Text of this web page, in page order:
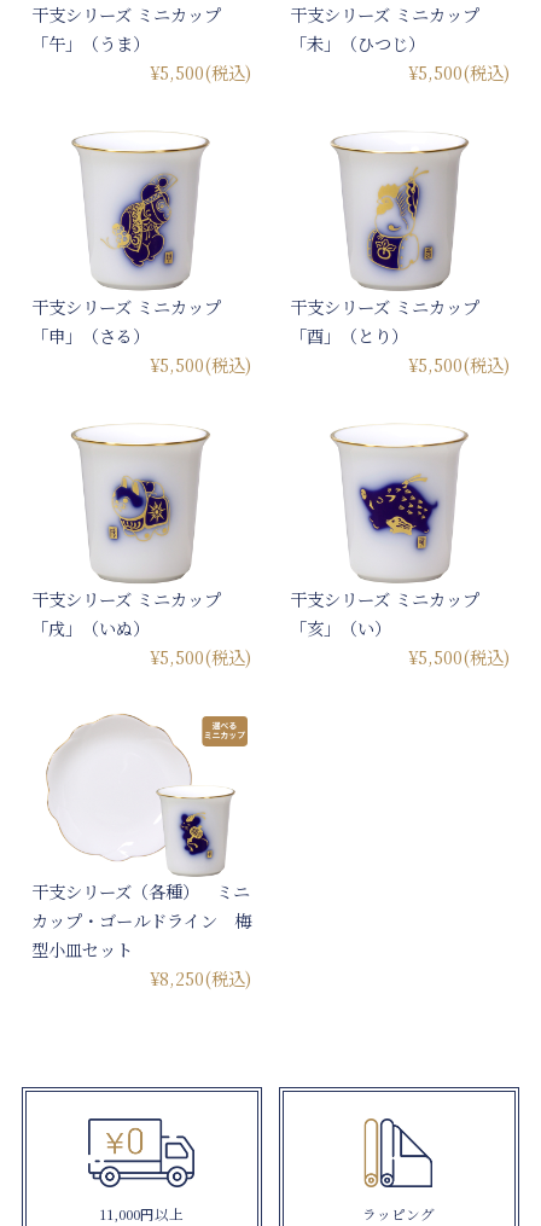
干支シリーズ ミニカップ
「午」（うま）
¥5,500(税込)
干支シリーズ ミニカップ
「未」（ひつじ）
¥5,500(税込)
干支シリーズ ミニカップ
「申」（さる）
¥5,500(税込)
干支シリーズ ミニカップ
「酉」（とり）
¥5,500(税込)
干支シリーズ ミニカップ
「戌」（いぬ）
¥5,500(税込)
干支シリーズ ミニカップ
「亥」（い）
¥5,500(税込)
干支シリーズ（各種） ミニ
カップ・ゴールドライン 梅
型小皿セット
¥8,250(税込)
11,000円以上
ラッピング